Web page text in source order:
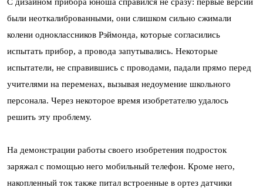
С дизайном прибора юноша справился не сразу: первые версии
были неоткалиброванными, они слишком сильно сжимали
колени одноклассников Рэймонда, которые согласились
испытать прибор, а провода запутывались. Некоторые
испытатели, не справившись с проводами, падали прямо перед
учителями на переменах, вызывая недоумение школьного
персонала. Через некоторое время изобретателю удалось
решить эту проблему.
На демонстрации работы своего изобретения подросток
заряжал с помощью него мобильный телефон. Кроме него,
накопленный ток также питал встроенные в ортез датчики